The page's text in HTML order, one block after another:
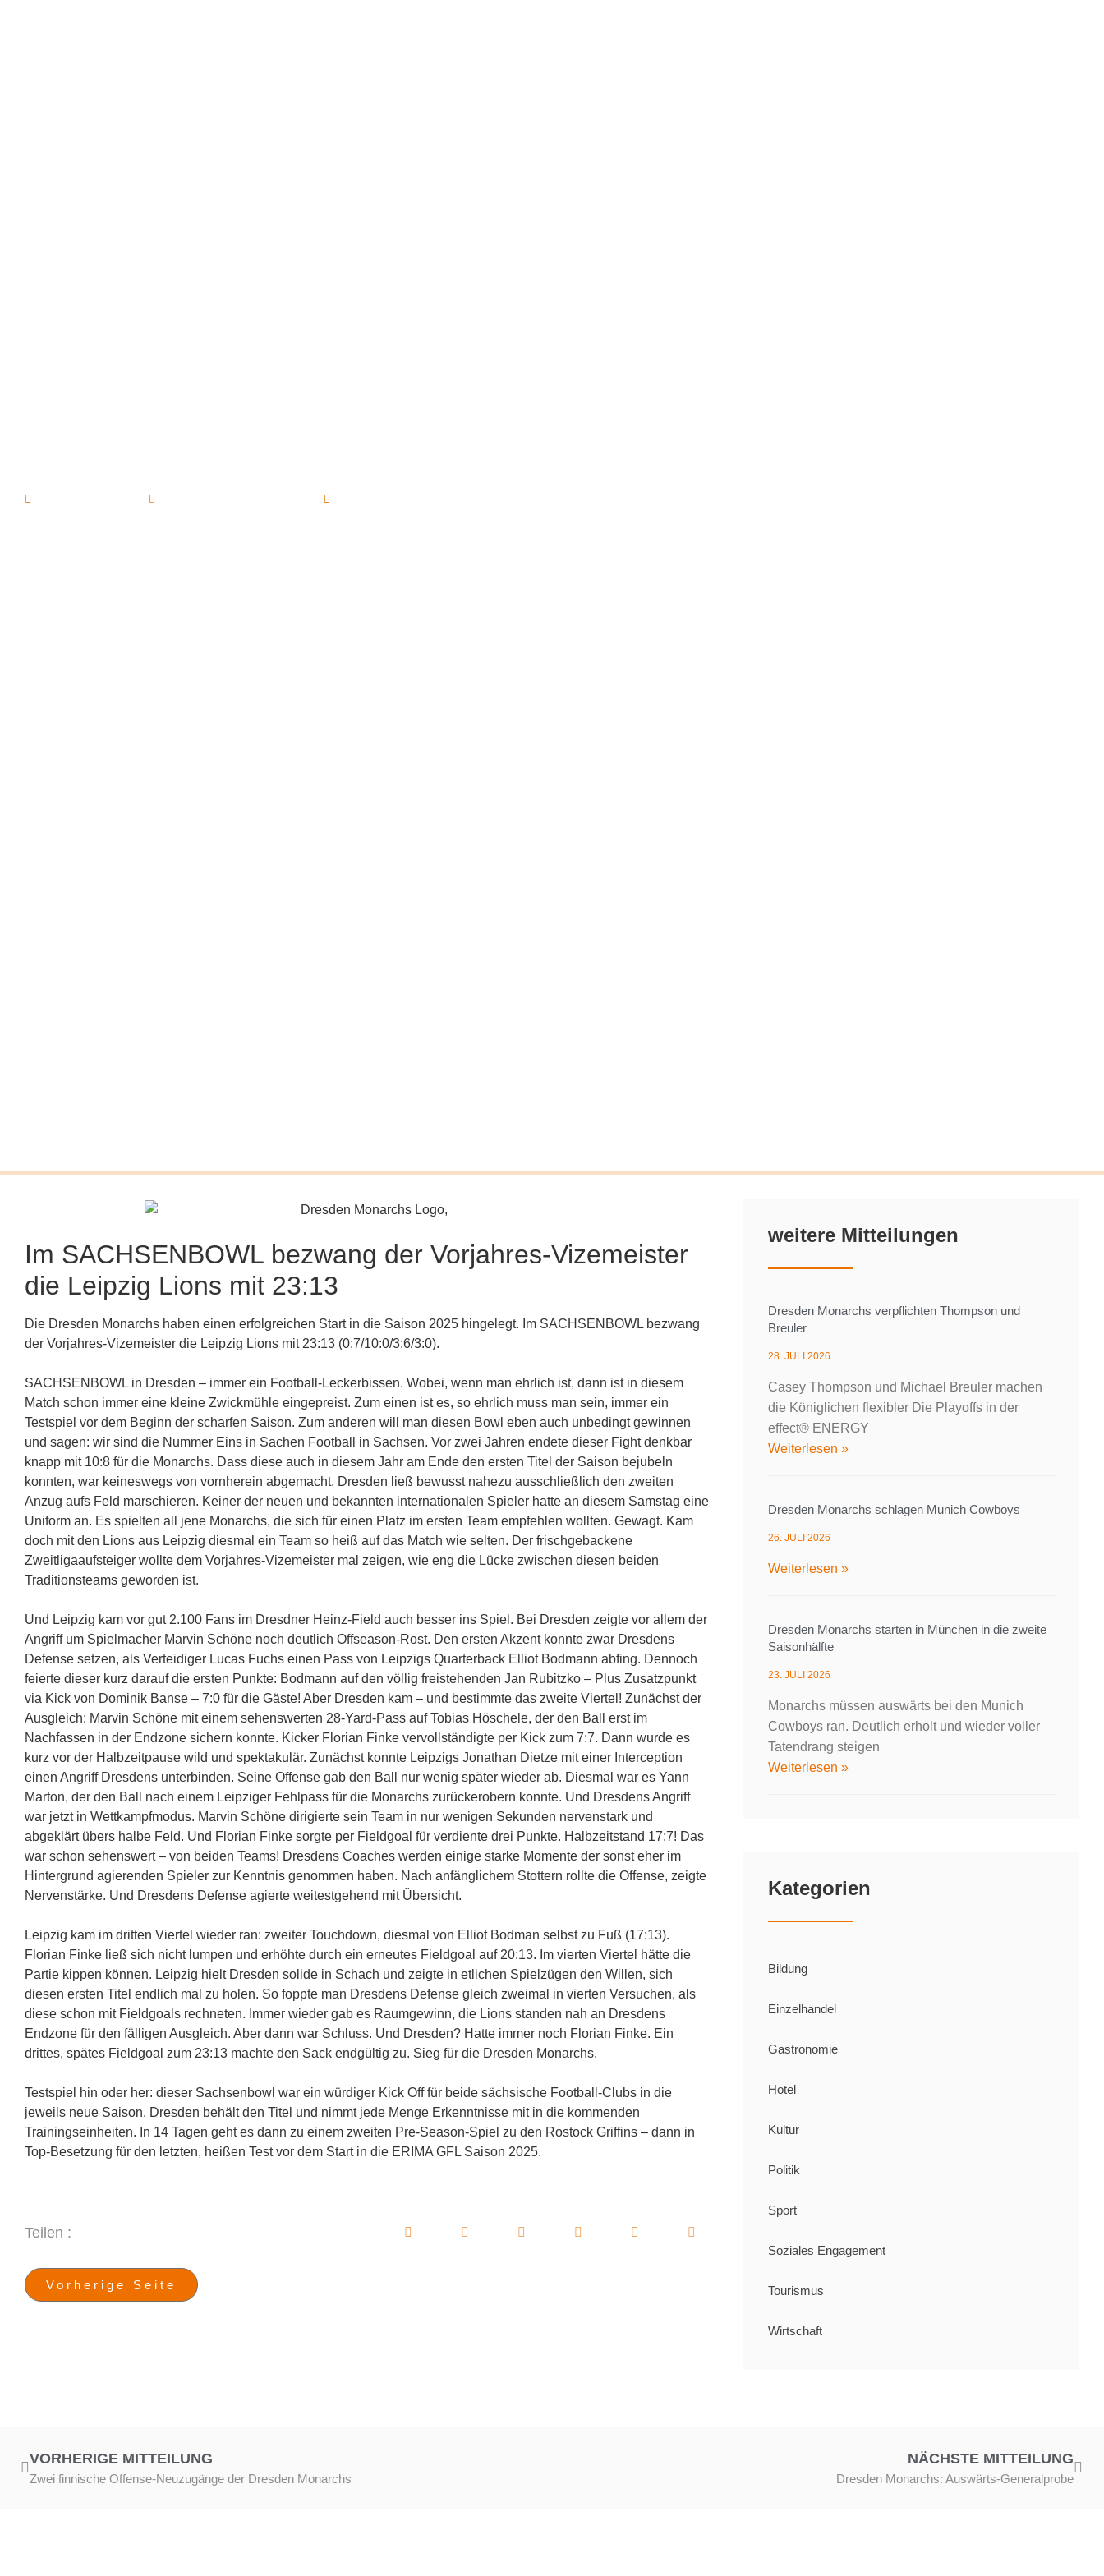
Im SACHSENBOWL bezwang der Vorjahres-Vizemeister
die Leipzig Lions mit 23:13
Die Dresden Monarchs haben einen erfolgreichen Start in die Saison 2025 hingelegt. Im SACHSENBOWL bezwang
der Vorjahres-Vizemeister die Leipzig Lions mit 23:13 (0:7/10:0/3:6/3:0).
SACHSENBOWL in Dresden – immer ein Football-Leckerbissen. Wobei, wenn man ehrlich ist, dann ist in diesem
Match schon immer eine kleine Zwickmühle eingepreist. Zum einen ist es, so ehrlich muss man sein, immer ein
Testspiel vor dem Beginn der scharfen Saison. Zum anderen will man diesen Bowl eben auch unbedingt gewinnen
und sagen: wir sind die Nummer Eins in Sachen Football in Sachsen. Vor zwei Jahren endete dieser Fight denkbar
knapp mit 10:8 für die Monarchs. Dass diese auch in diesem Jahr am Ende den ersten Titel der Saison bejubeln
konnten, war keineswegs von vornherein abgemacht. Dresden ließ bewusst nahezu ausschließlich den zweiten
Anzug aufs Feld marschieren. Keiner der neuen und bekannten internationalen Spieler hatte an diesem Samstag eine
Uniform an. Es spielten all jene Monarchs, die sich für einen Platz im ersten Team empfehlen wollten. Gewagt. Kam
doch mit den Lions aus Leipzig diesmal ein Team so heiß auf das Match wie selten. Der frischgebackene
Zweitligaaufsteiger wollte dem Vorjahres-Vizemeister mal zeigen, wie eng die Lücke zwischen diesen beiden
Traditionsteams geworden ist.
Und Leipzig kam vor gut 2.100 Fans im Dresdner Heinz-Field auch besser ins Spiel. Bei Dresden zeigte vor allem der
Angriff um Spielmacher Marvin Schöne noch deutlich Offseason-Rost. Den ersten Akzent konnte zwar Dresdens
Defense setzen, als Verteidiger Lucas Fuchs einen Pass von Leipzigs Quarterback Elliot Bodmann abfing. Dennoch
feierte dieser kurz darauf die ersten Punkte: Bodmann auf den völlig freistehenden Jan Rubitzko – Plus Zusatzpunkt
via Kick von Dominik Banse – 7:0 für die Gäste! Aber Dresden kam – und bestimmte das zweite Viertel! Zunächst der
Ausgleich: Marvin Schöne mit einem sehenswerten 28-Yard-Pass auf Tobias Höschele, der den Ball erst im
Nachfassen in der Endzone sichern konnte. Kicker Florian Finke vervollständigte per Kick zum 7:7. Dann wurde es
kurz vor der Halbzeitpause wild und spektakulär. Zunächst konnte Leipzigs Jonathan Dietze mit einer Interception
einen Angriff Dresdens unterbinden. Seine Offense gab den Ball nur wenig später wieder ab. Diesmal war es Yann
Marton, der den Ball nach einem Leipziger Fehlpass für die Monarchs zurückerobern konnte. Und Dresdens Angriff
war jetzt in Wettkampfmodus. Marvin Schöne dirigierte sein Team in nur wenigen Sekunden nervenstark und
abgeklärt übers halbe Feld. Und Florian Finke sorgte per Fieldgoal für verdiente drei Punkte. Halbzeitstand 17:7! Das
war schon sehenswert – von beiden Teams! Dresdens Coaches werden einige starke Momente der sonst eher im
Hintergrund agierenden Spieler zur Kenntnis genommen haben. Nach anfänglichem Stottern rollte die Offense, zeigte
Nervenstärke. Und Dresdens Defense agierte weitestgehend mit Übersicht.
Leipzig kam im dritten Viertel wieder ran: zweiter Touchdown, diesmal von Elliot Bodman selbst zu Fuß (17:13).
Florian Finke ließ sich nicht lumpen und erhöhte durch ein erneutes Fieldgoal auf 20:13. Im vierten Viertel hätte die
Partie kippen können. Leipzig hielt Dresden solide in Schach und zeigte in etlichen Spielzügen den Willen, sich
diesen ersten Titel endlich mal zu holen. So foppte man Dresdens Defense gleich zweimal in vierten Versuchen, als
diese schon mit Fieldgoals rechneten. Immer wieder gab es Raumgewinn, die Lions standen nah an Dresdens
Endzone für den fälligen Ausgleich. Aber dann war Schluss. Und Dresden? Hatte immer noch Florian Finke. Ein
drittes, spätes Fieldgoal zum 23:13 machte den Sack endgültig zu. Sieg für die Dresden Monarchs.
Testspiel hin oder her: dieser Sachsenbowl war ein würdiger Kick Off für beide sächsische Football-Clubs in die
jeweils neue Saison. Dresden behält den Titel und nimmt jede Menge Erkenntnisse mit in die kommenden
Trainingseinheiten. In 14 Tagen geht es dann zu einem zweiten Pre-Season-Spiel zu den Rostock Griffins – dann in
Top-Besetzung für den letzten, heißen Test vor dem Start in die ERIMA GFL Saison 2025.
Teilen :
Vorherige Seite
weitere Mitteilungen
Dresden Monarchs verpflichten Thompson und
Breuler
28. JULI 2026
Casey Thompson und Michael Breuler machen
die Königlichen flexibler Die Playoffs in der
effect® ENERGY
Weiterlesen »
Dresden Monarchs schlagen Munich Cowboys
26. JULI 2026
Weiterlesen »
Dresden Monarchs starten in München in die zweite
Saisonhälfte
23. JULI 2026
Monarchs müssen auswärts bei den Munich
Cowboys ran. Deutlich erholt und wieder voller
Tatendrang steigen
Weiterlesen »
Kategorien
Bildung
Einzelhandel
Gastronomie
Hotel
Kultur
Politik
Sport
Soziales Engagement
Tourismus
Wirtschaft
VORHERIGE MITTEILUNG
Zwei finnische Offense-Neuzugänge der Dresden Monarchs
NÄCHSTE MITTEILUNG
Dresden Monarchs: Auswärts-Generalprobe